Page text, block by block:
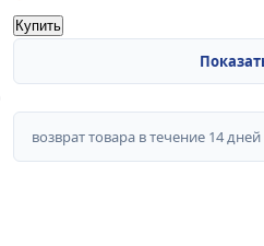
Купить
возврат товара в течение 14 дней